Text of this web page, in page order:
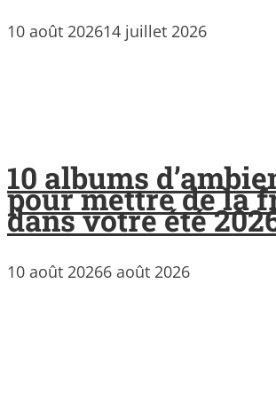
10 août 202614 juillet 2026
10 albums
pour mettre de la
dans votre été
10 août 20266 août 2026